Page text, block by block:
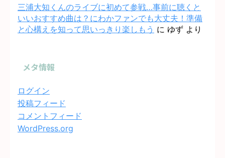
三浦大知くんのライブに初めて参戦…事前に聴くと
いいおすすめ曲は？にわかファンでも大丈夫！準備
と心構えを知って思いっきり楽しもう に ゆず より
メタ情報
ログイン
投稿フィード
コメントフィード
WordPress.org